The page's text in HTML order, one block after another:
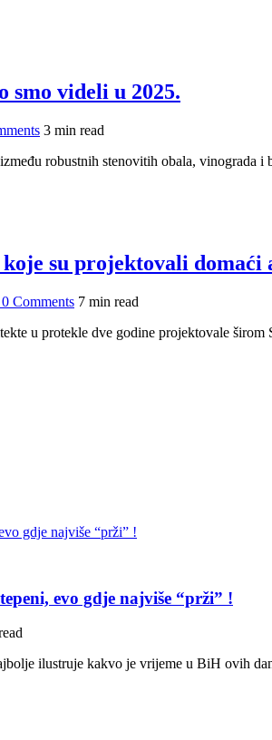
smo videli u 2025.
3 min read
robustnih stenovitih obala, vinograda i
koje su projektovali
0 Comments 7 min read
u protekle dve godine projektovale širom
evo gdje najviše “prži” !
ilustruje kakvo je vrijeme u BiH ovih